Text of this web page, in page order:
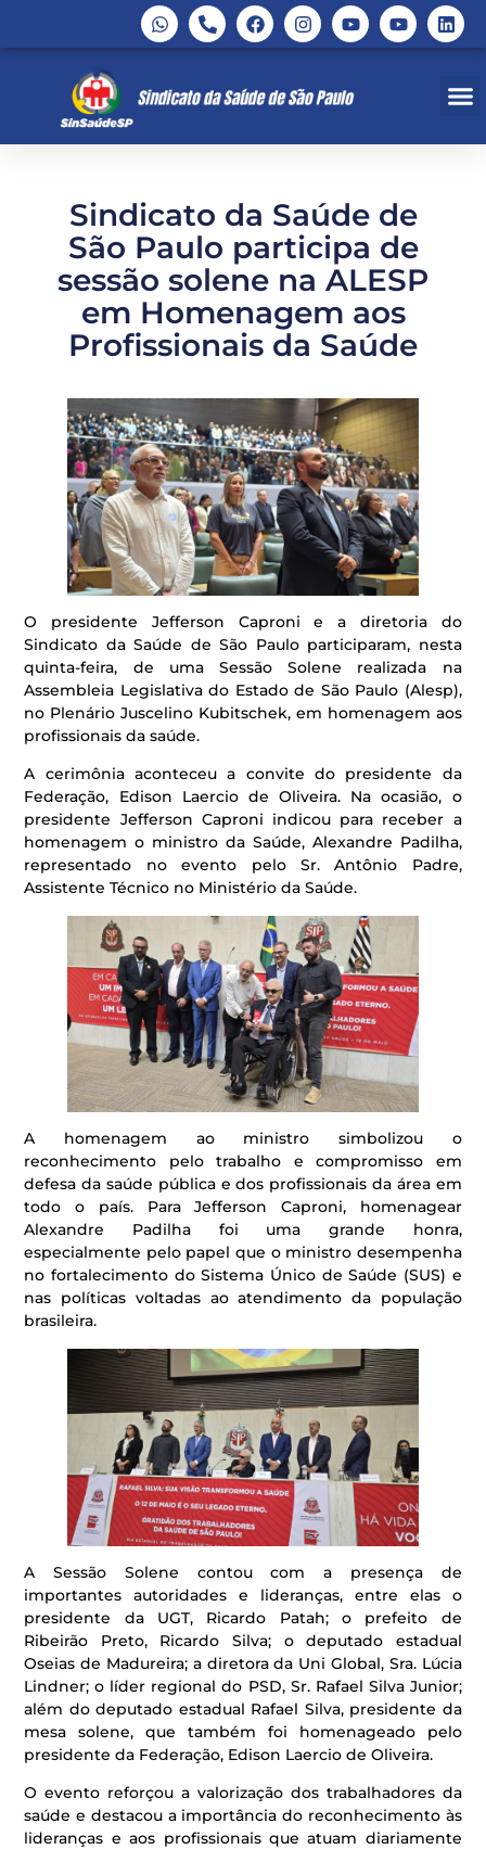
Sindicato da Saúde de
São Paulo participa de
sessão solene na ALESP
em Homenagem aos
Profissionais da Saúde
O presidente Jefferson Caproni e a diretoria do
Sindicato da Saúde de São Paulo participaram, nesta
quinta-feira, de uma Sessão Solene realizada na
Assembleia Legislativa do Estado de São Paulo (Alesp),
no Plenário Juscelino Kubitschek, em homenagem aos
profissionais da saúde.
A cerimônia aconteceu a convite do presidente da
Federação, Edison Laercio de Oliveira. Na ocasião, o
presidente Jefferson Caproni indicou para receber a
homenagem o ministro da Saúde, Alexandre Padilha,
representado no evento pelo Sr. Antônio Padre,
Assistente Técnico no Ministério da Saúde.
A homenagem ao ministro simbolizou o
reconhecimento pelo trabalho e compromisso em
defesa da saúde pública e dos profissionais da área em
todo o país. Para Jefferson Caproni, homenagear
Alexandre Padilha foi uma grande honra,
especialmente pelo papel que o ministro desempenha
no fortalecimento do Sistema Único de Saúde (SUS) e
nas políticas voltadas ao atendimento da população
brasileira.
A Sessão Solene contou com a presença de
importantes autoridades e lideranças, entre elas o
presidente da UGT, Ricardo Patah; o prefeito de
Ribeirão Preto, Ricardo Silva; o deputado estadual
Oseias de Madureira; a diretora da Uni Global, Sra. Lúcia
Lindner; o líder regional do PSD, Sr. Rafael Silva Junior;
além do deputado estadual Rafael Silva, presidente da
mesa solene, que também foi homenageado pelo
presidente da Federação, Edison Laercio de Oliveira.
O evento reforçou a valorização dos trabalhadores da
saúde e destacou a importância do reconhecimento às
lideranças e aos profissionais que atuam diariamente